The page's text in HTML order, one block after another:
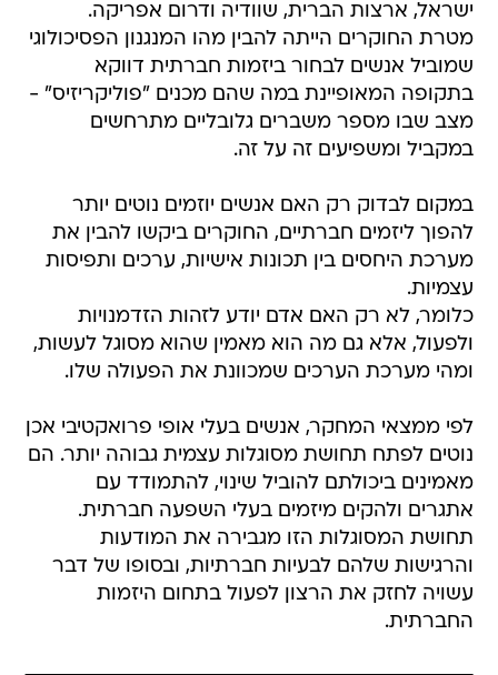
ישראל, ארצות הברית, שוודיה ודרום אפריקה.
מטרת החוקרים הייתה להבין מהו המנגנון הפסיכולוגי
שמוביל אנשים לבחור ביזמות חברתית דווקא
בתקופה המאופיינת במה שהם מכנים "פוליקריזיס" -
מצב שבו מספר משברים גלובליים מתרחשים
במקביל ומשפיעים זה על זה.
במקום לבדוק רק האם אנשים יוזמים נוטים יותר
להפוך ליזמים חברתיים, החוקרים ביקשו להבין את
מערכת היחסים בין תכונות אישיות, ערכים ותפיסות
עצמיות.
כלומר, לא רק האם אדם יודע לזהות הזדמנויות
ולפעול, אלא גם מה הוא מאמין שהוא מסוגל לעשות,
ומהי מערכת הערכים שמכוונת את הפעולה שלו.
לפי ממצאי המחקר, אנשים בעלי אופי פרואקטיבי אכן
נוטים לפתח תחושת מסוגלות עצמית גבוהה יותר. הם
מאמינים ביכולתם להוביל שינוי, להתמודד עם
אתגרים ולהקים מיזמים בעלי השפעה חברתית.
תחושת המסוגלות הזו מגבירה את המודעות
והרגישות שלהם לבעיות חברתיות, ובסופו של דבר
עשויה לחזק את הרצון לפעול בתחום היזמות
החברתית.